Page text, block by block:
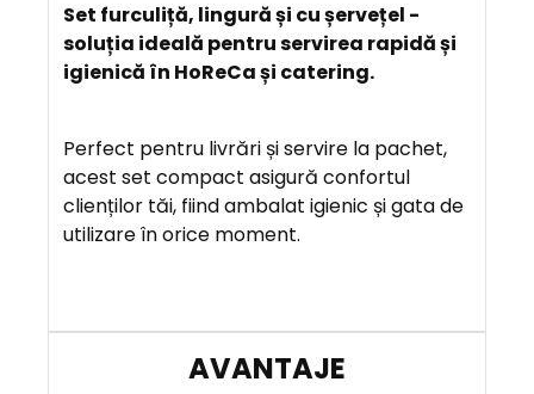
S
C
R
E
R
E
A
Set furculiță, lingură și cu șervețel -
soluția ideală pentru servirea rapidă și
igienică în HoReCa și catering.
Perfect pentru livrări și servire la pachet,
acest set compact asigură confortul
clienților tăi, fiind ambalat igienic și gata de
utilizare în orice moment.